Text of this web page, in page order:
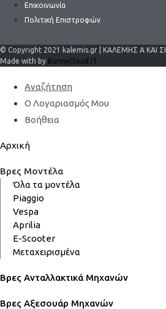
Επικοινωνία
Πολιτική Επιστροφών
© Copyright 2021 kalemis.gr | ΚΑΛΕΜΗΣ Α ΚΑΙ
Made with by BunnyCloud.IT
Αναζήτηση
Ο Λογαριασμός Μου
Βοήθεια
Αρχική
Βρες Μοντέλα
Όλα τα μοντέλα
Piaggio
Vespa
Aprilia
E-Scooter
Μεταχειρισμένα
Βρες Ανταλλακτικά Μηχανών
Βρες Αξεσουάρ Μηχανών